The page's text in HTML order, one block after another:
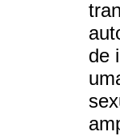
de